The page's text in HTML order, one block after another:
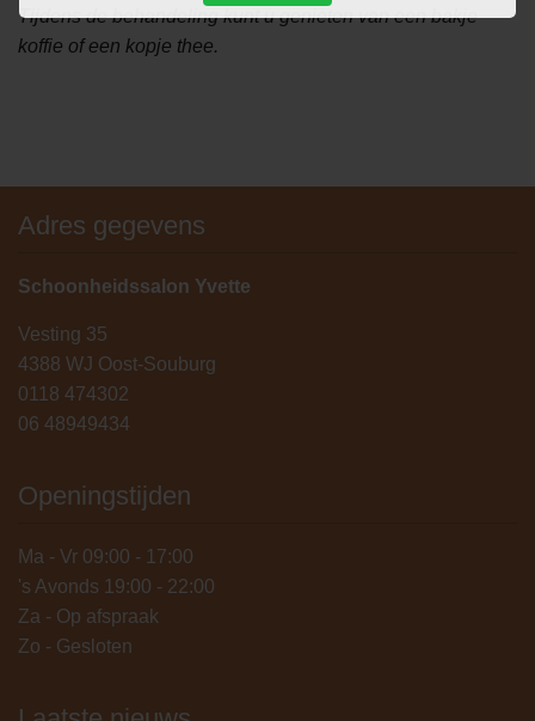
Tijdens de behandeling kunt u genieten van een bakje
koffie of een kopje thee.
Adres gegevens
Schoonheidssalon Yvette
Vesting 35
4388 WJ Oost-Souburg
0118 474302
06 48949434
Openingstijden
Ma - Vr 09:00 - 17:00
's Avonds 19:00 - 22:00
Za - Op afspraak
Zo - Gesloten